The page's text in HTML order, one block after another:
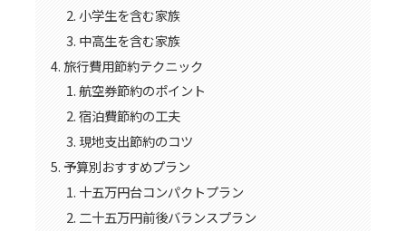
小学生を含む家族
中高生を含む家族
旅行費用節約テクニック
航空券節約のポイント
宿泊費節約の工夫
現地支出節約のコツ
予算別おすすめプラン
十五万円台コンパクトプラン
二十五万円前後バランスプラン